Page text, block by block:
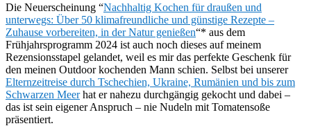
Die Neuerscheinung “Nachhaltig Kochen für draußen und
unterwegs: Über 50 klimafreundliche und günstige Rezepte –
Zuhause vorbereiten, in der Natur genießen“* aus dem
Frühjahrsprogramm 2024 ist auch noch dieses auf meinem
Rezensionsstapel gelandet, weil es mir das perfekte Geschenk für
den meinen Outdoor kochenden Mann schien. Selbst bei unserer
Elternzeitreise durch Tschechien, Ukraine, Rumänien und bis zum
Schwarzen Meerhat er nahezu durchgängig gekocht und dabei –
das ist sein eigener Anspruch – nie Nudeln mit Tomatensoße
präsentiert.